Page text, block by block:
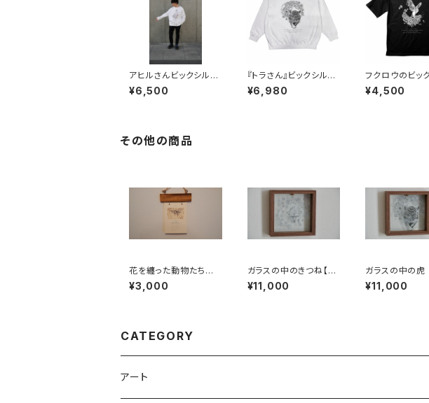
アヒルさんビックシルエ
ットスウェット
¥6,500
『トラさん』ビックシルエ
ットスウェット ホワイト
¥6,980
フクロウのビッ
ットTシャツ ブ
¥4,500
その他の商品
花を纏った動物たちの
カレンダー2024
¥3,000
ガラスの中のきつね【モ
ノクロアート、キツネガ
ラスアート、絵画】
¥11,000
ガラスの中の虎
クロアート 絵
ある生活】
¥11,000
CATEGORY
アート